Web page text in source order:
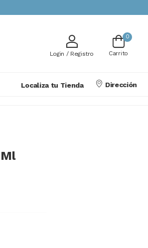
Login / Registro
0
Carrito
Localiza tu Tienda Dirección